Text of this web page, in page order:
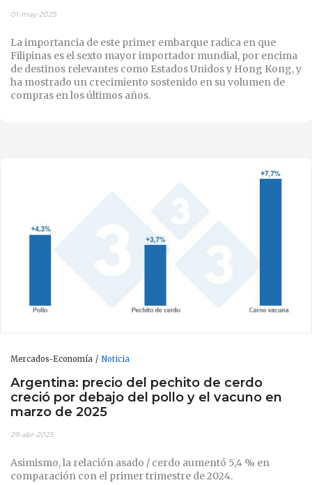
01-may-2025
La importancia de este primer embarque radica en que
Filipinas es el sexto mayor importador mundial, por encima
de destinos relevantes como Estados Unidos y Hong Kong, y
ha mostrado un crecimiento sostenido en su volumen de
compras en los últimos años.
Mercados-Economía Noticia
Argentina: precio del pechito de cerdo
creció por debajo del pollo y el vacuno en
marzo de 2025
29-abr-2025
Asimismo, la relación asado / cerdo aumentó 5,4 % en
comparación con el primer trimestre de 2024.